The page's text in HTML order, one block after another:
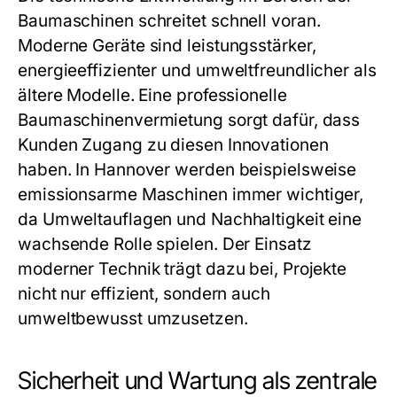
Baumaschinen schreitet schnell voran.
Moderne Geräte sind leistungsstärker,
energieeffizienter und umweltfreundlicher als
ältere Modelle. Eine professionelle
Baumaschinenvermietung sorgt dafür, dass
Kunden Zugang zu diesen Innovationen
haben. In Hannover werden beispielsweise
emissionsarme Maschinen immer wichtiger,
da Umweltauflagen und Nachhaltigkeit eine
wachsende Rolle spielen. Der Einsatz
moderner Technik trägt dazu bei, Projekte
nicht nur effizient, sondern auch
umweltbewusst umzusetzen.
Sicherheit und Wartung als zentrale